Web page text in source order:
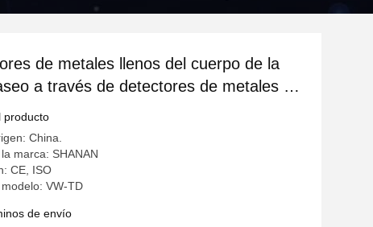
de metales llenos del cuerpo de la
a través de detectores de metales de
producto
China.
marca: SHANAN
CE, ISO
VW-TD
de envío